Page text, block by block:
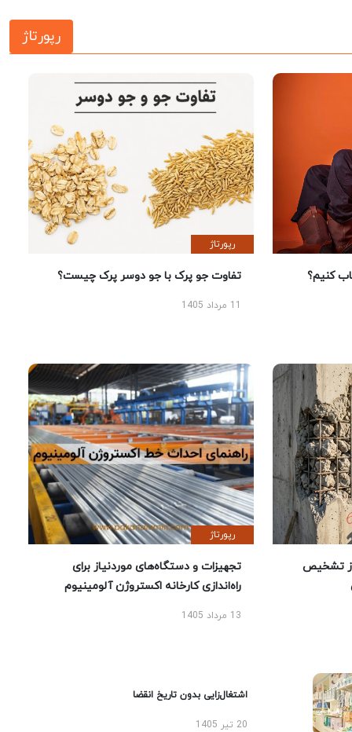
رپورتاژ
کنیم؟
رپورتاژ
تفاوت جو پرک با جو دوسر پرک چیست؟
تشخیص
رپورتاژ
تجهیزات و دستگاه‌های موردنیاز برای
راه‌اندازی کارخانه اکستروژن آلومینیوم
13 مرداد 1405
اشتغال‌زایی بدون تاریخ انقضا
20 تیر 1405